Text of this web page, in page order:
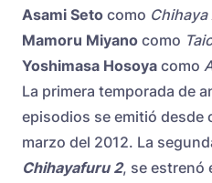
Asami Seto como Chihaya
Mamoru Miyano como
Yoshimasa Hosoya como
La primera temporada de
episodios se emitió desde
marzo del 2012. La
Chihayafuru 2, se estrenó